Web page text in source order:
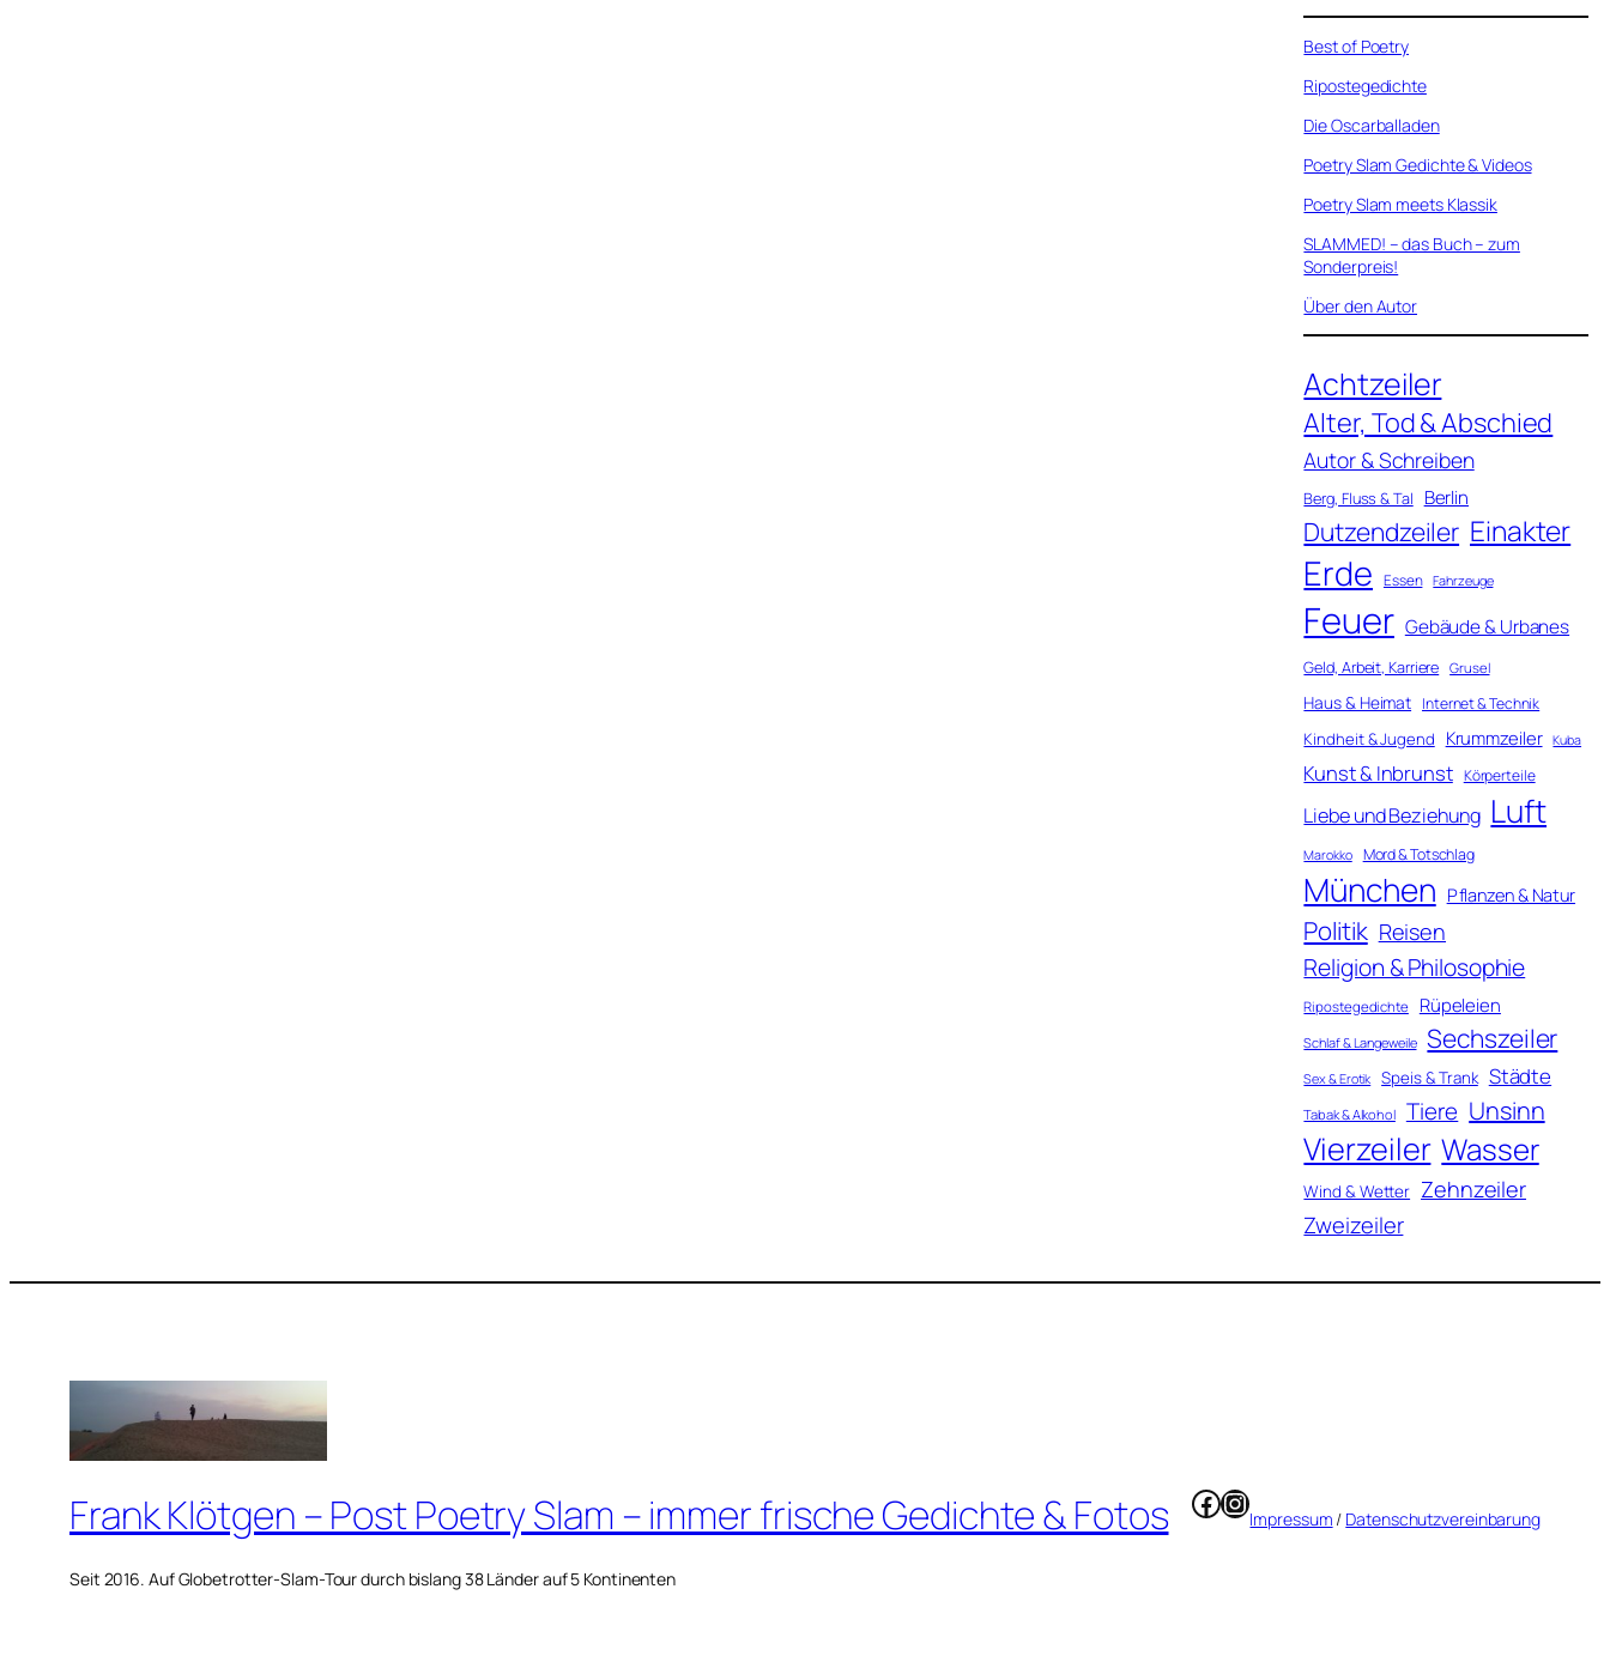
Best of Poetry
Ripostegedichte
Die Oscarballaden
Poetry Slam Gedichte & Videos
Poetry Slam meets Klassik
SLAMMED! – das Buch – zum
Sonderpreis!
Über den Autor
Achtzeiler
Alter, Tod & Abschied
Autor & Schreiben
Berg, Fluss & Tal Berlin
Dutzendzeiler Einakter
Erde Essen Fahrzeuge
Feuer Gebäude & Urbanes
Geld, Arbeit, Karriere Grusel
Haus & Heimat Internet & Technik
Kindheit & Jugend Krummzeiler Kuba
Kunst & Inbrunst Körperteile
Liebe und Beziehung Luft
Marokko Mord & Totschlag
München Pflanzen & Natur
Politik Reisen
Religion & Philosophie
Ripostegedichte Rüpeleien
Schlaf & Langeweile Sechszeiler
Sex & Erotik Speis & Trank Städte
Tabak & Alkohol Tiere Unsinn
Vierzeiler Wasser
Wind & Wetter Zehnzeiler
Zweizeiler
Frank Klötgen – Post Poetry Slam – immer frische Gedichte & Fotos
Seit 2016. Auf Globetrotter-Slam-Tour durch bislang 38 Länder auf 5 Kontinenten
Facebook
Instagram
Impressum / Datenschutzvereinbarung